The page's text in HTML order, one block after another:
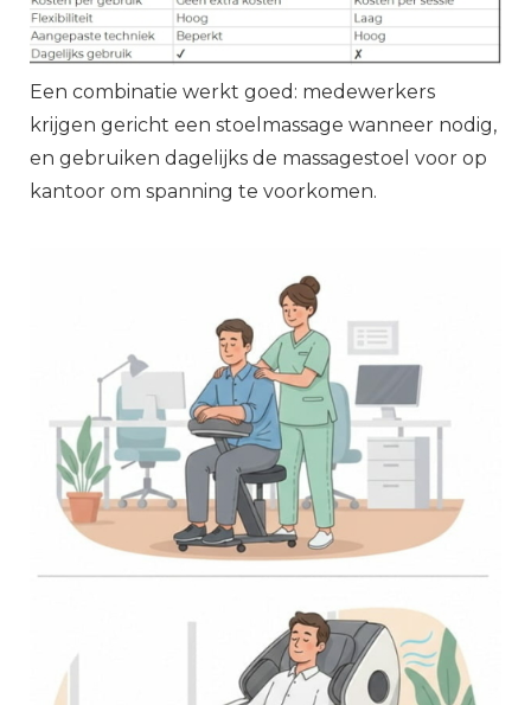
Een combinatie werkt goed: medewerkers
krijgen gericht een stoelmassage wanneer nodig,
en gebruiken dagelijks de massagestoel voor op
kantoor om spanning te voorkomen.